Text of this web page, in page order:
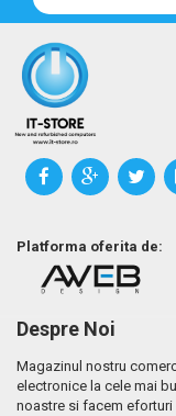
Platforma oferita de:
Despre Noi
Magazinul nostru
electronice la cele mai
noastre si facem